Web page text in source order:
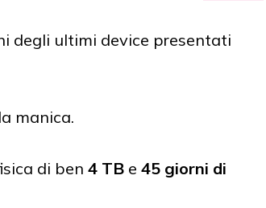
degli ultimi device presentati
manica.
di ben 4 TB e 45 giorni di